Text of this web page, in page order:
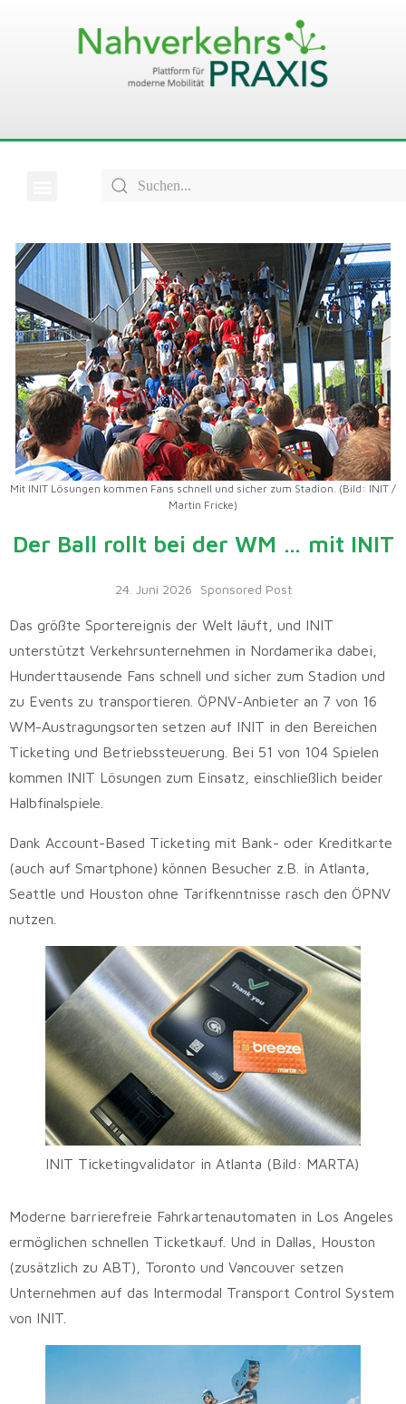
Mit INIT Lösungen kommen Fans schnell und sicher zum Stadion. (Bild: INIT /
Martin Fricke)
Der Ball rollt bei der WM … mit INIT
24. Juni 2026 Sponsored Post
Das größte Sportereignis der Welt läuft, und INIT
unterstützt Verkehrsunternehmen in Nordamerika dabei,
Hunderttausende Fans schnell und sicher zum Stadion und
zu Events zu transportieren. ÖPNV-Anbieter an 7 von 16
WM-Austragungsorten setzen auf INIT in den Bereichen
Ticketing und Betriebssteuerung. Bei 51 von 104 Spielen
kommen INIT Lösungen zum Einsatz, einschließlich beider
Halbfinalspiele.
Dank Account-Based Ticketing mit Bank- oder Kreditkarte
(auch auf Smartphone) können Besucher z.B. in Atlanta,
Seattle und Houston ohne Tarifkenntnisse rasch den ÖPNV
nutzen.
INIT Ticketingvalidator in Atlanta (Bild: MARTA)
Moderne barrierefreie Fahrkartenautomaten in Los Angeles
ermöglichen schnellen Ticketkauf. Und in Dallas, Houston
(zusätzlich zu ABT), Toronto und Vancouver setzen
Unternehmen auf das Intermodal Transport Control System
von INIT.